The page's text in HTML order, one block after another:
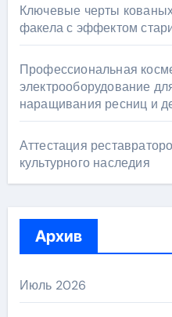
Ключевые черты
факела с эффектом
Профессиональная
электрооборудование
наращивания ресниц и
Аттестация
культурного наследия
Архив
Июль 2026